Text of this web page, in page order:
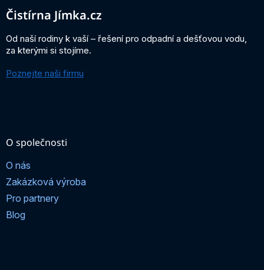
Čistírna Jímka.cz
Od naší rodiny k vaší – řešení pro odpadní a dešťovou vodu,
za kterými si stojíme.
Poznejte naši firmu
O společnosti
O nás
Zakázková výroba
Pro partnery
Blog